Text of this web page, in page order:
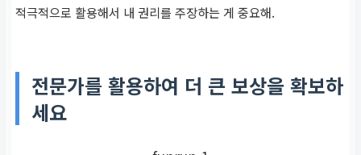
적극적으로 활용해서 내 권리를 주장하는 게 중요해.
전문가를 활용하여 더 큰 보상을 확보하
세요